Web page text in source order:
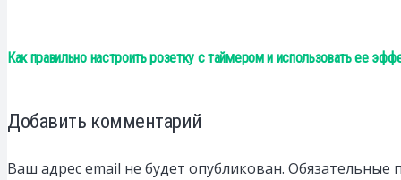
Как правильно настроить розетку с таймером и использовать ее
Добавить комментарий
Ваш адрес email не будет опубликован. Обязательные